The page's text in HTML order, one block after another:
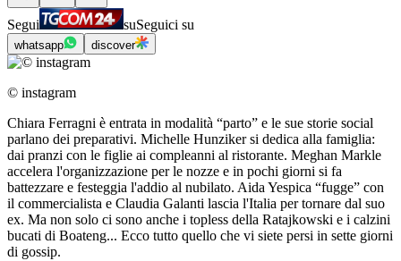
Segui suSeguici su
whatsapp discover
© instagram
Chiara Ferragni è entrata in modalità “parto” e le sue storie social
parlano dei preparativi. Michelle Hunziker si dedica alla famiglia:
dai pranzi con le figlie ai compleanni al ristorante. Meghan Markle
accelera l'organizzazione per le nozze e in pochi giorni si fa
battezzare e festeggia l'addio al nubilato. Aida Yespica “fugge” con
il commercialista e Claudia Galanti lascia l'Italia per tornare dal suo
ex. Ma non solo ci sono anche i topless della Ratajkowski e i calzini
bucati di Boateng... Ecco tutto quello che vi siete persi in sette giorni
di gossip.